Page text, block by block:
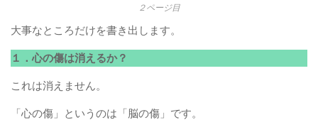
２ページ目
大事なところだけを書き出します。
１．心の傷は消えるか？
これは消えません。
「心の傷」というのは「脳の傷」です。